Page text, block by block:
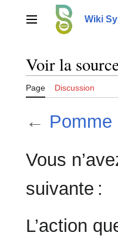
contenuMenu principal
Wiki
Voir la
Page Discussion
← Pomme
Vous
suivante :
L’action